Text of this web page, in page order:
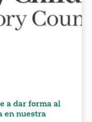
a dar forma al
en nuestra